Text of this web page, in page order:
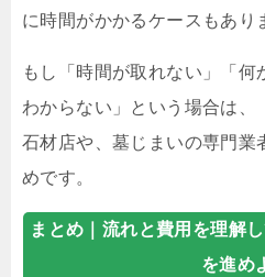
に時間がかかるケースもあり
もし「時間が取れない」「
わからない」という場合は、
石材店や、墓じまいの専門業
めです。
まとめ｜ 流れと費用を理解
を進め